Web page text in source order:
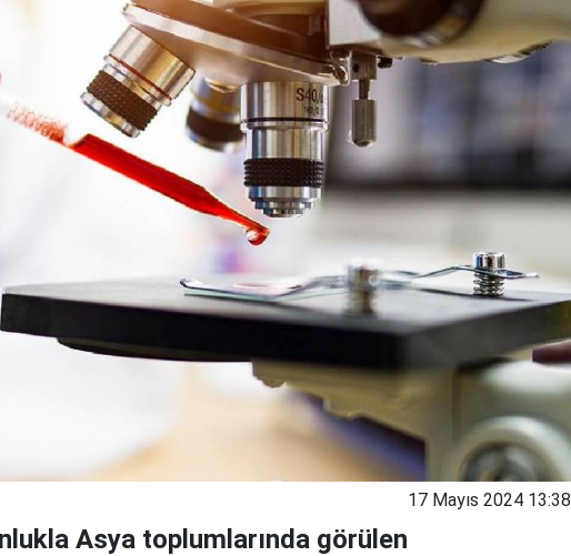
17 Mayıs 2024 13:38
Asya toplumlarında görülen